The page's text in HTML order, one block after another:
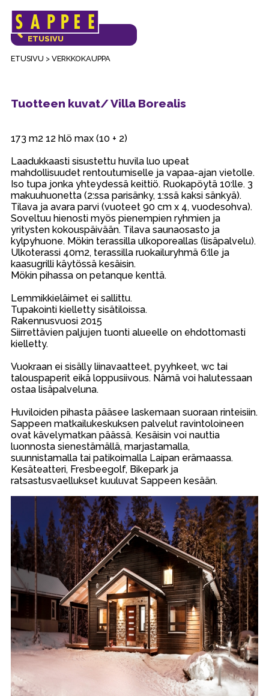
Päävalikko
ETUSIVU > VERKKOKAUPPA
VERKKOKAUPAN
ETUSIVU
Tuotteen kuvat/ Villa Borealis
173 m2 12 hlö max (10 + 2)
Laadukkaasti sisustettu huvila luo upeat
mahdollisuudet rentoutumiselle ja vapaa-ajan vietolle.
Iso tupa jonka yhteydessä keittiö. Ruokapöytä 10:lle. 3
makuuhuonetta (2:ssa parisänky, 1:ssä kaksi sänkyä).
Tilava ja avara parvi (vuoteet 90 cm x 4, vuodesohva).
Soveltuu hienosti myös pienempien ryhmien ja
yritysten kokouspäivään. Tilava saunaosasto ja
kylpyhuone. Mökin terassilla ulkoporeallas (lisäpalvelu).
Ulkoterassi 40m2, terassilla ruokailuryhmä 6:lle ja
kaasugrilli käytössä kesäisin.
Mökin pihassa on petanque kenttä.
Lemmikkieläimet ei sallittu.
Tupakointi kielletty sisätiloissa.
Rakennusvuosi 2015
Siirrettävien paljujen tuonti alueelle on ehdottomasti
kielletty.
Vuokraan ei sisälly liinavaatteet, pyyhkeet, wc tai
talouspaperit eikä loppusiivous. Nämä voi halutessaan
ostaa lisäpalveluna.
Huviloiden pihasta pääsee laskemaan suoraan rinteisiin.
Sappeen matkailukeskuksen palvelut ravintoloineen
ovat kävelymatkan päässä. Kesäisin voi nauttia
luonnosta sienestämällä, marjastamalla,
suunnistamalla tai patikoimalla Laipan erämaassa.
Kesäteatteri, Fresbeegolf, Bikepark ja
ratsastusvaellukset kuuluvat Sappeen kesään.